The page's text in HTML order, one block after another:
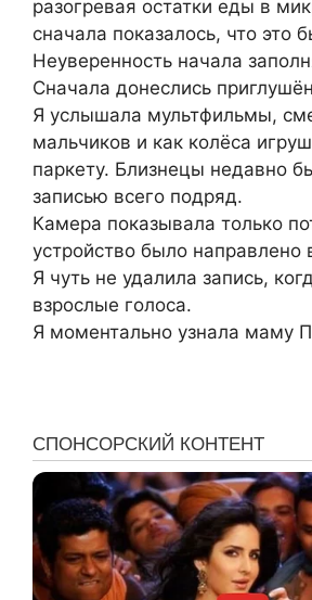
разогревая остатки еды в
сначала показалось, что это
Неуверенность начала
Сначала донеслись
Я услышала мультфильмы,
мальчиков и как колёса
паркету. Близнецы недавно
записью всего подряд.
Камера показывала только
устройство было направлено
Я чуть не удалила запись,
взрослые голоса.
Я моментально узнала маму